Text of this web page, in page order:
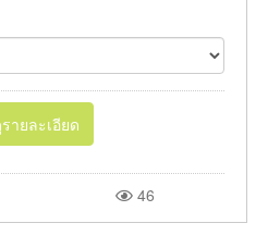
ายละเอียด
46